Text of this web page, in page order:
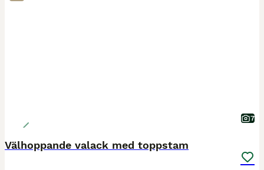
7
Välhoppande valack med toppstam